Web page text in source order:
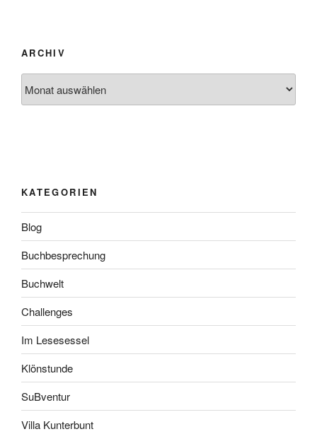
ARCHIV
KATEGORIEN
Blog
Buchbesprechung
Buchwelt
Challenges
Im Lesesessel
Klönstunde
SuBventur
Villa Kunterbunt